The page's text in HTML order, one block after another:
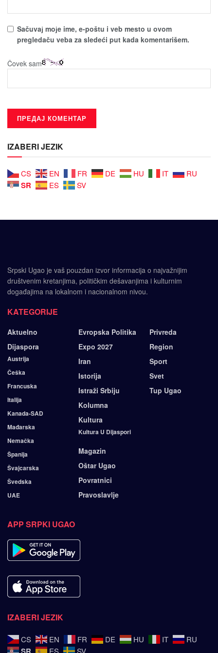
Sačuvaј moјe ime, e-poštu i veb mesto u ovom
pregledaču veba za sledeći put kada komentarišem.
Čovek sam
IZABERI JEZIK
CS EN FR DE HU IT RU
SR ES SV
Srpski Ugao je vaš pouzdan izvor informacija o najvažnijim
društvenim kretanjima, političkim dešavanjima i kulturnim
događajima na lokalnom i nacionalnom nivou.
KATEGORIJE
Aktuelno
Dijaspora
Austrija
Češka
Francuska
Italija
Kanada-SAD
Mađarska
Nemačka
Španija
Švajcarska
Švedska
UAE
Evropska Politika
Expo 2027
Iran
Istorija
Istraži Srbiju
Kolumna
Kultura
Kultura U Dijaspori
Magazin
Oštar Ugao
Povratnici
Pravoslavlje
Privreda
Region
Sport
Svet
Tup Ugao
APP SRPKI UGAO
IZABERI JEZIK
CS EN FR DE HU IT RU
ES SV